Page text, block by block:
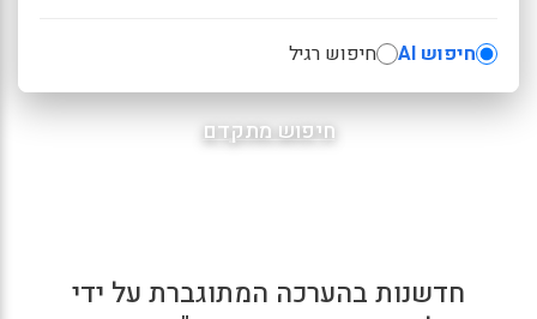
חיפוש AI חיפוש רגיל
חיפוש מתקדם
חדשנות בהערכה המתוגברת על ידי